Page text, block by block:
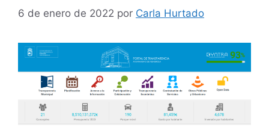
6 de enero de 2022 por Carla Hurtado